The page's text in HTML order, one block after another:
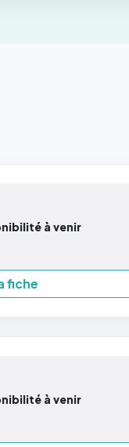
à venir
fiche
à venir